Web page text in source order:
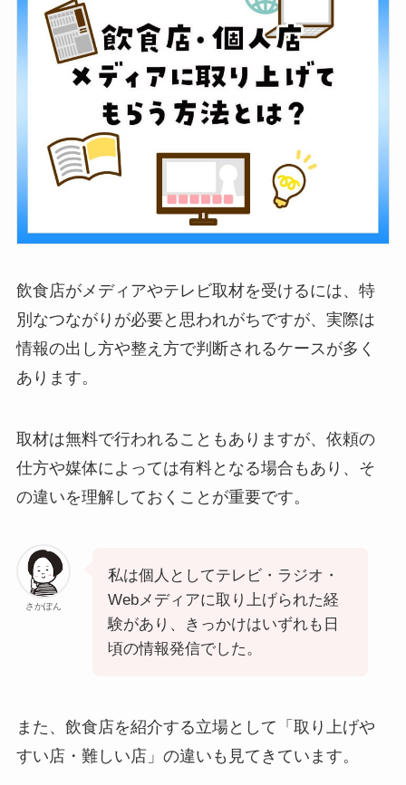
飲食店がメディアやテレビ取材を受けるには、特
別なつながりが必要と思われがちですが、実際は
情報の出し方や整え方で判断されるケースが多く
あります。
取材は無料で行われることもありますが、依頼の
仕方や媒体によっては有料となる場合もあり、そ
の違いを理解しておくことが重要です。
さかぽん
私は個人としてテレビ・ラジオ・
Webメディアに取り上げられた経
験があり、きっかけはいずれも日
頃の情報発信でした。
また、飲食店を紹介する立場として「取り上げや
すい店・難しい店」の違いも見てきています。